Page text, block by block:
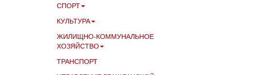
СПОРТ
КУЛЬТУРА
ЖИЛИЩНО-КОММУНАЛЬНОЕ
ХОЗЯЙСТВО
ТРАНСПОРТ